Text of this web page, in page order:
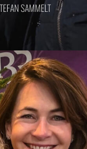
SAMMELT